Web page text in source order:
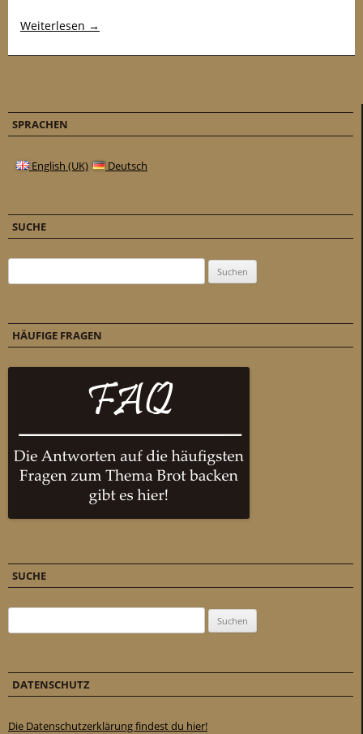
Weiterlesen →
SPRACHEN
English (UK) Deutsch
SUCHE
HÄUFIGE FRAGEN
SUCHE
DATENSCHUTZ
Die Datenschutzerklärung findest du hier!